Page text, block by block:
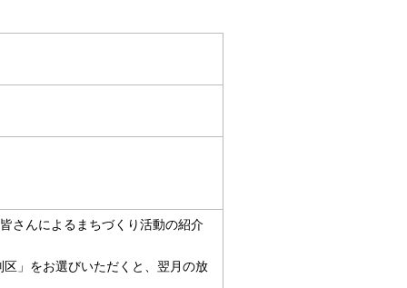
さんによるまちづくり活動の紹介
」をお選びいただくと、翌月の放